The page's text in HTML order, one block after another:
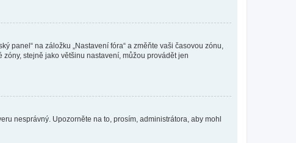
panel“ na záložku „Nastavení fóra“ a změňte vaši časovou zónu,
stejně jako většinu nastavení, můžou provádět jen
nesprávný. Upozorněte na to, prosím, administrátora, aby mohl